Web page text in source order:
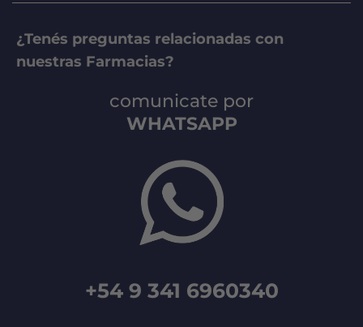
¿Tenés preguntas relacionadas con
nuestras Farmacias?
comunicate por
WHATSAPP
+54 9 341 6960340